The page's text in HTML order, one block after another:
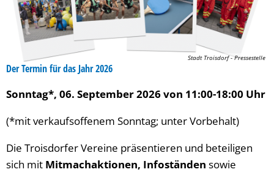
Stadt Troisdorf - Pressestelle
Der Termin für das Jahr 2026
Sonntag*, 06. September 2026 von 11:00-18:00 Uhr
(*mit verkaufsoffenem Sonntag; unter Vorbehalt)
Die Troisdorfer Vereine präsentieren und beteiligen
sich mit Mitmachaktionen, Infoständen sowie